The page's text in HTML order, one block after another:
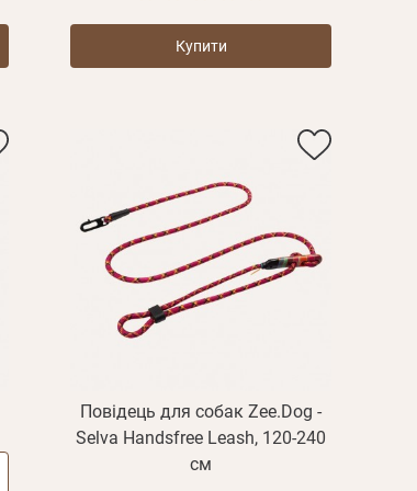
Купити
Повідець для собак Zee.Dog -
Selva Handsfree Leash, 120-240
см